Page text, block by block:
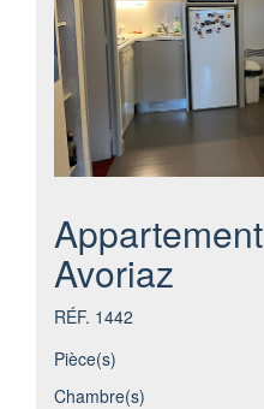
Appartement
Avoriaz
RÉF. 1442
Pièce(s)
Chambre(s)